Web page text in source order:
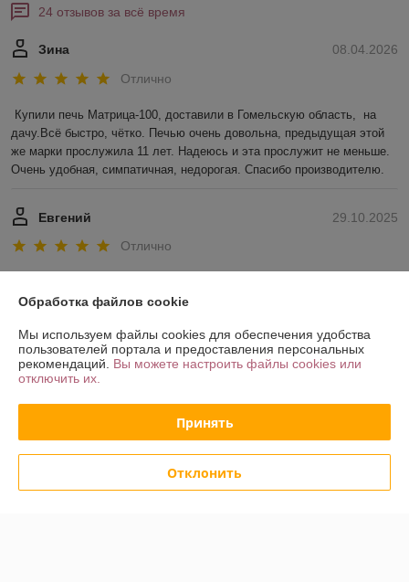
24 отзывов за всё время
08.04.2026
Зина
Отлично
Купили печь Матрица-100, доставили в Гомельскую область,  на
дачу.Всё быстро, чётко. Печью очень довольна, предыдущая этой
же марки прослужила 11 лет. Надеюсь и эта прослужит не меньше.
Очень удобная, симпатичная, недорогая. Спасибо производителю.
29.10.2025
Евгений
Отлично
О нас
Контакты
Обработка файлов cookie
Мы используем файлы cookies для обеспечения удобства
пользователей портала и предоставления персональных
рекомендаций. Вы можете настроить файлы cookies или
отключить их.
Принять
Отклонить